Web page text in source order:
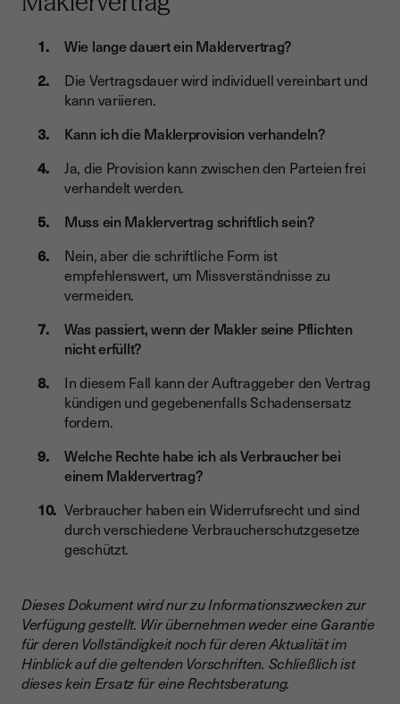
Wie lange dauert ein Maklervertrag?
Die Vertragsdauer wird individuell vereinbart und
kann variieren.
Kann ich die Maklerprovision verhandeln?
Ja, die Provision kann zwischen den Parteien frei
verhandelt werden.
Muss ein Maklervertrag schriftlich sein?
Nein, aber die schriftliche Form ist
empfehlenswert, um Missverständnisse zu
vermeiden.
Was passiert, wenn der Makler seine Pflichten
nicht erfüllt?
In diesem Fall kann der Auftraggeber den Vertrag
kündigen und gegebenenfalls Schadensersatz
fordern.
Welche Rechte habe ich als Verbraucher bei
einem Maklervertrag?
Verbraucher haben ein Widerrufsrecht und sind
durch verschiedene Verbraucherschutzgesetze
geschützt.
Dieses Dokument wird nur zu Informationszwecken zur
Verfügung gestellt. Wir übernehmen weder eine Garantie
für deren Vollständigkeit noch für deren Aktualität im
Hinblick auf die geltenden Vorschriften. Schließlich ist
dieses kein Ersatz für eine Rechtsberatung.